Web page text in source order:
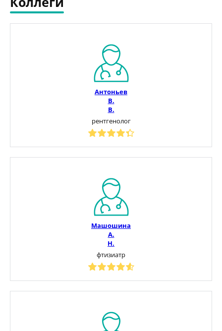
Антоньев
В.
В.
рентгенолог
Машошина
А.
Н.
фтизиатр